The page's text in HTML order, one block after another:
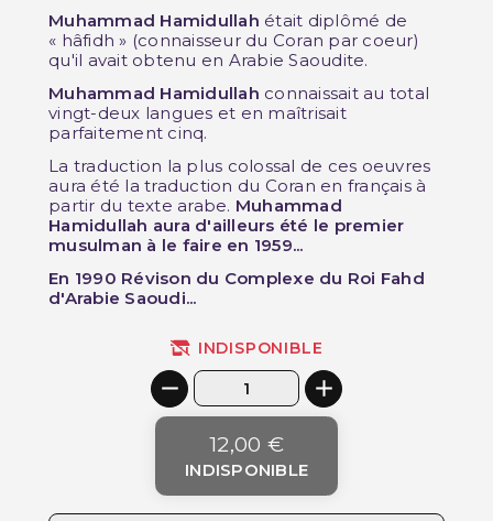
Muhammad Hamidullah était diplômé de
« hâfidh » (connaisseur du Coran par coeur)
qu'il avait obtenu en Arabie Saoudite.
Muhammad Hamidullah connaissait au total
vingt-deux langues et en maîtrisait
parfaitement cinq.
La traduction la plus colossal de ces oeuvres
aura été la traduction du Coran en français à
partir du texte arabe. Muhammad
Hamidullah aura d'ailleurs été le premier
musulman à le faire en 1959...
En 1990 Révison du Complexe du Roi Fahd
d'Arabie Saoudi...
INDISPONIBLE
12,00 €
INDISPONIBLE